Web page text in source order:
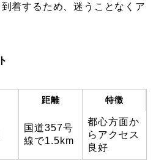
着するため、迷うことなくア
距離 特徴
国道357号
線で1.5km
都心方面か
らアクセス
良好